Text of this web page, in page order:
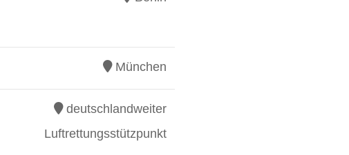
München
deutschlandweiter
Luftrettungsstützpunkt